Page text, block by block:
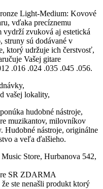
Light-Medium: Kovové
vďaka precíznemu
vydrží zvuková aj estetická
struny sú dodávané v
ktorý udržuje ich čerstvosť,
Vašej gitare
.016 .024 .035 .045 .056.
vašej lokality,
hudobné nástroje,
muzikantov, milovníkov
Hudobné nástroje, originálne
a veľa ďalšieho.
Store, Hurbanova 542,
SR ZDARMA
ste nenašli produkt ktorý